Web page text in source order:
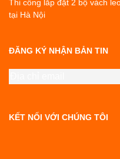
Thi công lắp đặt 2 bộ vách
tại Hà Nội
ĐĂNG KÝ NHẬN BẢN TIN
KẾT NỐI VỚI CHÚNG TÔI